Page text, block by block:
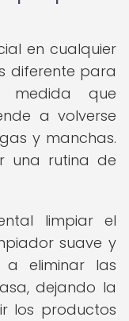
en cualquier
diferente para
medida que
a volverse
y manchas.
una rutina de
limpiar el
suave y
a eliminar las
dejando la
los productos